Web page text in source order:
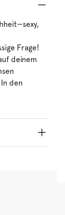
Frage!
deinem
den